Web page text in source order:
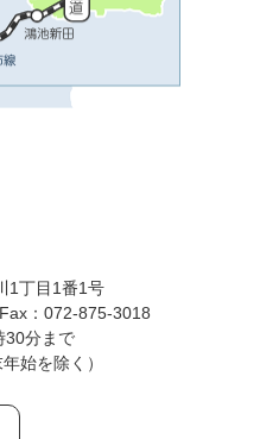
1丁目1番1号
Fax：072-875-3018
30分まで
始を除く）